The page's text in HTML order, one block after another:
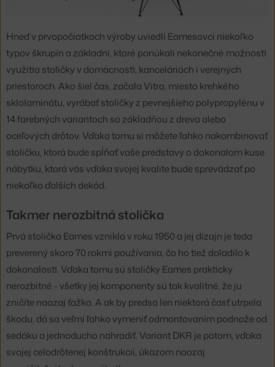
Hneď v prvopočiatkoch výroby uviedli Eamesovci niekoľko
typov škrupín a základní, ktoré ponúkali nekonečné možnosti
využitia stoličky v domácnosti, kanceláriách i verejných
priestoroch. Ako šiel čas, začala Vitra, miesto krehkého
sklolaminátu, vyrábať stoličky z pevnejšieho polypropylénu v
14 farebných variantoch so základňou z dreva alebo
oceľových drôtov. Vďaka tomu si môžete ľahko nakombinovať
stoličku, ktorá bude spĺňať vaše predstavy o dokonalom kuse
nábytku, ktorá vás vďaka svojej kvalite bude sprevádzať po
niekoľko ďalších dekád.
Takmer nerozbitná stolička
Prvá stolička Eames vznikla v roku 1950 a jej dizajn je teda
preverený skoro 70 rokmi používania, čo ho tiež doladilo k
dokonalosti. Vďaka tomu sú stoličky Eames prakticky
nerozbitné - všetky jej komponenty sú tak kvalitné, že ju
zničíte naozaj ťažko. A ak by predsa len niektorá časť utrpela
škodu, dá sa veľmi ľahko vymeniť odmontovaním podnože od
sedáku a jednoducho nahradiť. Variant DKR je potom, vďaka
svojej celodrôtenej konštrukcii, úkazom naozaj